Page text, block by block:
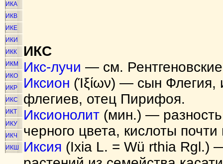
ИКА
ИКВ
ИКЕ
ИКИ
ИКК
ИКМ
ИКО
ИКР
ИКС
ИКТ
ИКУ
ИКЧ
ИКШ
ИКС
Икс-лучи — см.
Иксион (Ίξίων) — сын
флегиев, отец Пирифоя.
Иксионолит (мин.) —
черного цвета, кислоты почти
Иксия (Ixia L. = Wü rthia Rgl.)